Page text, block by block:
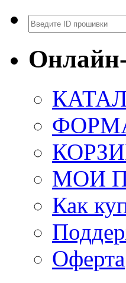
Поиск
МОИ
Как
Оферта